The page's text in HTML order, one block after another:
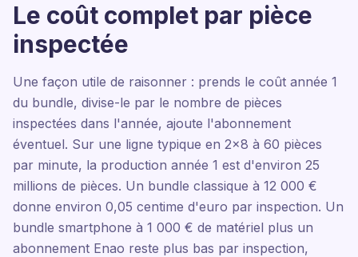
Le coût complet par pièce
inspectée
Une façon utile de raisonner : prends le coût année 1
du bundle, divise-le par le nombre de pièces
inspectées dans l'année, ajoute l'abonnement
éventuel. Sur une ligne typique en 2x8 à 60 pièces
par minute, la production année 1 est d'environ 25
millions de pièces. Un bundle classique à 12 000 €
donne environ 0,05 centime d'euro par inspection. Un
bundle smartphone à 1 000 € de matériel plus un
abonnement Enao reste plus bas par inspection,